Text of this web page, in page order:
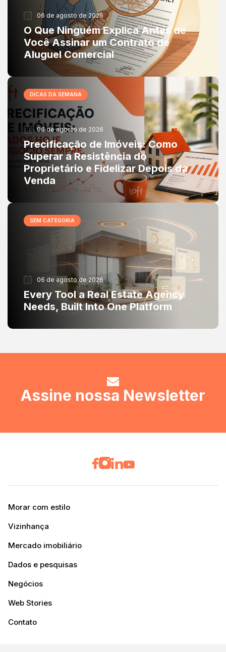
06 de agosto de 2026
O Que Ninguém Explica Antes de
Você Assinar um Contrato de
Aluguel Comercial
DICAS DA SEMANA
06 de agosto de 2026
Precificação de Imóveis: Como
Superar a Resistência do
Proprietário e Fidelizar Depois da
Venda
SEM CATEGORIA
06 de agosto de 2026
Every Tool a Real Estate Agency
Needs, Built Into One Platform
Assine nossa Newsletter
Morar com estilo
Vizinhança
Mercado imobiliário
Dados e pesquisas
Negócios
Web Stories
Contato